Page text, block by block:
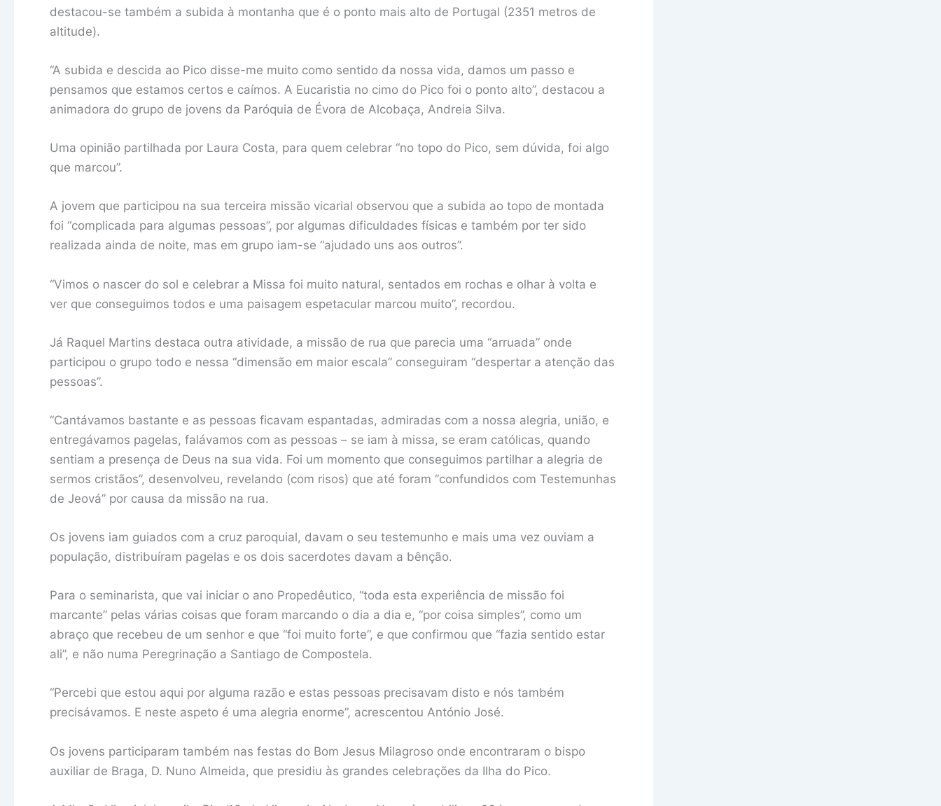
destacou-se também a subida à montanha que é o ponto mais alto de Portugal (2351 metros de
altitude).
“A subida e descida ao Pico disse-me muito como sentido da nossa vida, damos um passo e
pensamos que estamos certos e caímos. A Eucaristia no cimo do Pico foi o ponto alto”, destacou a
animadora do grupo de jovens da Paróquia de Évora de Alcobaça, Andreia Silva.
Uma opinião partilhada por Laura Costa, para quem celebrar “no topo do Pico, sem dúvida, foi algo
que marcou”.
A jovem que participou na sua terceira missão vicarial observou que a subida ao topo de montada
foi “complicada para algumas pessoas”, por algumas dificuldades físicas e também por ter sido
realizada ainda de noite, mas em grupo iam-se “ajudado uns aos outros”.
“Vimos o nascer do sol e celebrar a Missa foi muito natural, sentados em rochas e olhar à volta e
ver que conseguimos todos e uma paisagem espetacular marcou muito”, recordou.
Já Raquel Martins destaca outra atividade, a missão de rua que parecia uma “arruada” onde
participou o grupo todo e nessa “dimensão em maior escala” conseguiram “despertar a atenção das
pessoas”.
“Cantávamos bastante e as pessoas ficavam espantadas, admiradas com a nossa alegria, união, e
entregávamos pagelas, falávamos com as pessoas – se iam à missa, se eram católicas, quando
sentiam a presença de Deus na sua vida. Foi um momento que conseguimos partilhar a alegria de
sermos cristãos”, desenvolveu, revelando (com risos) que até foram “confundidos com Testemunhas
de Jeová” por causa da missão na rua.
Os jovens iam guiados com a cruz paroquial, davam o seu testemunho e mais uma vez ouviam a
população, distribuíram pagelas e os dois sacerdotes davam a bênção.
Para o seminarista, que vai iniciar o ano Propedêutico, “toda esta experiência de missão foi
marcante” pelas várias coisas que foram marcando o dia a dia e, “por coisa simples”, como um
abraço que recebeu de um senhor e que “foi muito forte”, e que confirmou que “fazia sentido estar
ali”, e não numa Peregrinação a Santiago de Compostela.
“Percebi que estou aqui por alguma razão e estas pessoas precisavam disto e nós também
precisávamos. E neste aspeto é uma alegria enorme”, acrescentou António José.
Os jovens participaram também nas festas do Bom Jesus Milagroso onde encontraram o bispo
auxiliar de Braga, D. Nuno Almeida, que presidiu às grandes celebrações da Ilha do Pico.